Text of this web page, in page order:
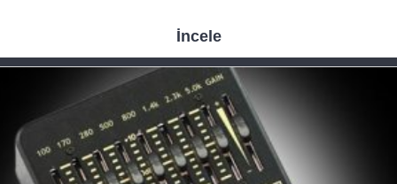
İncele